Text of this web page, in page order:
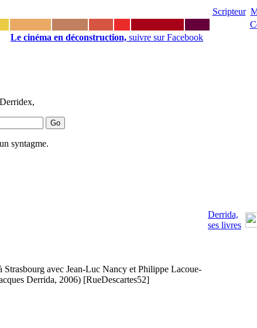
Scripteur
Le cinéma en déconstruction, suivre sur Facebook
syntagme.
Derrida,
ses livres
avec Jean-Luc Nancy et Philippe Lacoue-
Derrida, 2006) [RueDescartes52]